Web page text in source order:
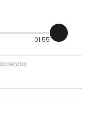
01:55